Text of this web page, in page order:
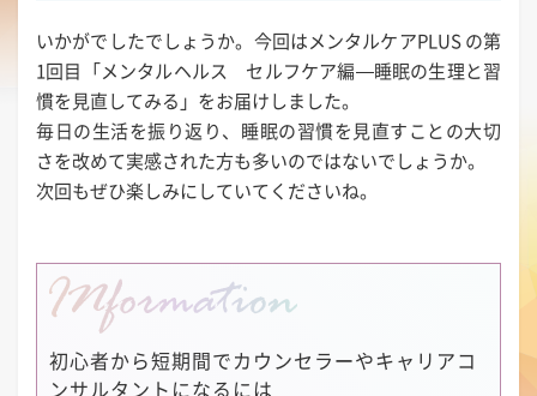
いかがでしたでしょうか。今回はメンタルケアPLUS の第
1回目「メンタルヘルス セルフケア編―睡眠の生理と習
慣を見直してみる」をお届けしました。
毎日の生活を振り返り、睡眠の習慣を見直すことの大切
さを改めて実感された方も多いのではないでしょうか。
次回もぜひ楽しみにしていてくださいね。
初心者から短期間でカウンセラーやキャリアコ
ンサルタントになるには